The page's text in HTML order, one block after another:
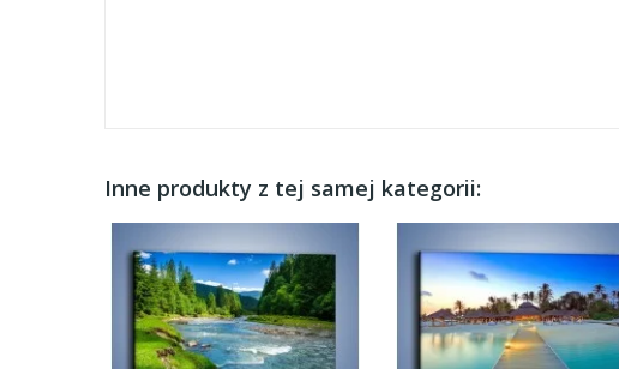
Inne produkty z tej samej kategorii: